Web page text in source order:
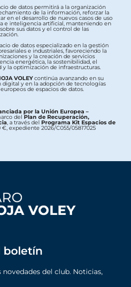
de datos permitirá a la organización
de la información, reforzar la
en el desarrollo de nuevos casos de uso
e inteligencia artificial, manteniendo en
sus datos y el control de las
de datos especializado en la gestión
e industriales, favoreciendo la
y la creación de servicios
energética, la sostenibilidad, el
la optimización de infraestructuras.
VOLEYcontinúa avanzando en su
y en la adopción de tecnologías
de espacios de datos.
por la Unión Europea –
delPlan de Recuperación,
, a través del Programa Kit Espacios de
€, expediente 2026/C055/05817025
boletín
novedades del club. Noticias,